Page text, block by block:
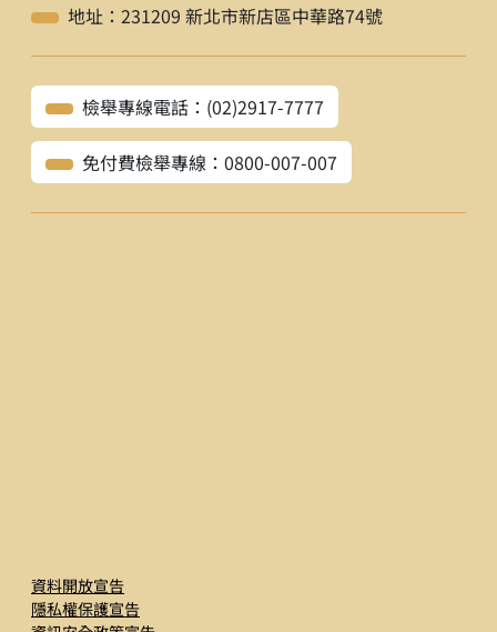
地址：231209 新北市新店區中華路74號
檢舉專線電話：(02)2917-7777
免付費檢舉專線：0800-007-007
資料開放宣告
隱私權保護宣告